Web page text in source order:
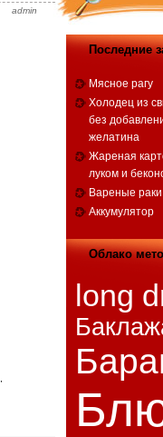
admin
Последние
Мясное рагу
Холодец из
без
желатина
Жареная
луком и
Вареные раки
Аккумулятор
Облако
long